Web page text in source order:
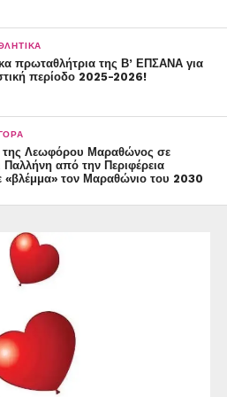
οι:
5,
3, Τιμπλαλέξης
1, Μπερερής 1
πρωταθλήτρια της Β’ ΕΠΣΑΝΑ για
περίοδο 2025-2026!
Λεωφόρου Μαραθώνος σε
Παλλήνη από την Περιφέρεια
«βλέμμα» τον Μαραθώνιο του 2030